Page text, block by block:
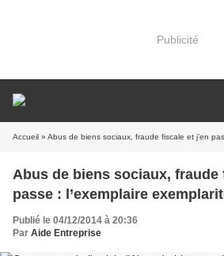
Publicité
Accueil » Abus de biens sociaux, fraude fiscale et j’en passe :
Abus de biens sociaux, fraude
passe : l’exemplaire
Publié le 04/12/2014 à 20:36
Par Aide Entreprise